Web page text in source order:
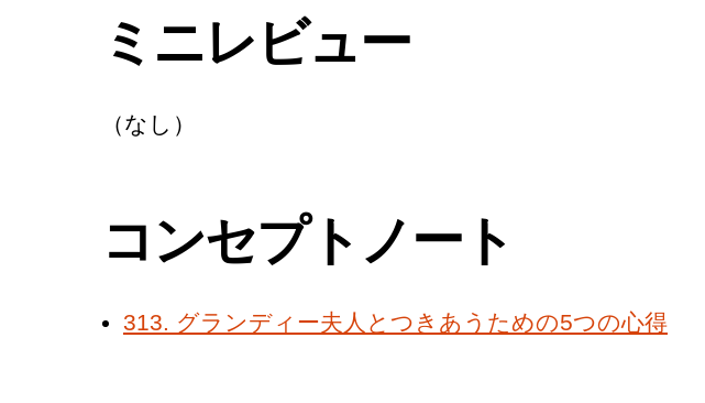
ミニレビュー
（なし）
コンセプトノート
313. グランディー夫人とつきあうための5つの心得